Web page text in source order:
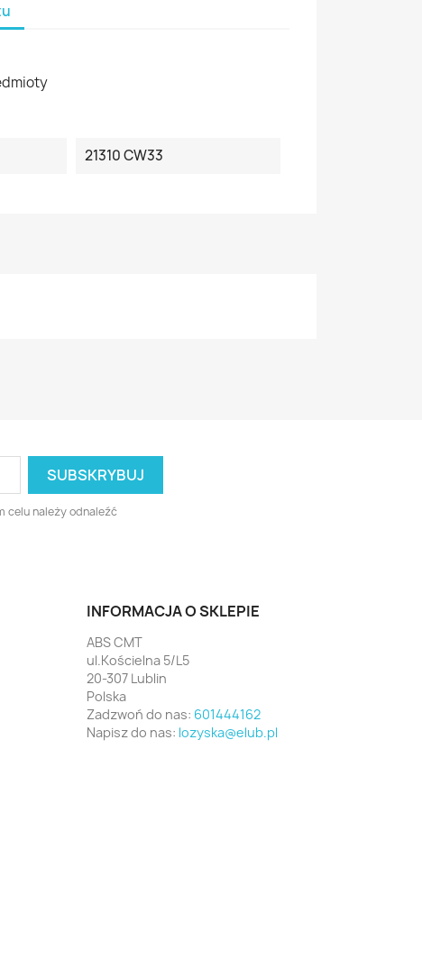
21310 CW33
celu należy odnaleźć
INFORMACJA O SKLEPIE
ABS CMT
ul.Kościelna 5/L5
20-307 Lublin
Polska
Zadzwoń do nas: 601444162
Napisz do nas: lozyska@elub.pl